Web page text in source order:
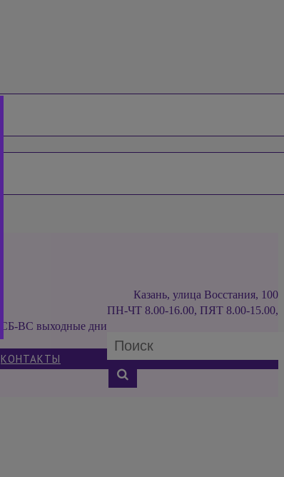
Казань, улица Восстания, 100
ПН-ЧТ 8.00-16.00, ПЯТ 8.00-15.00,
СБ-ВС выходные дни
КОНТАКТЫ